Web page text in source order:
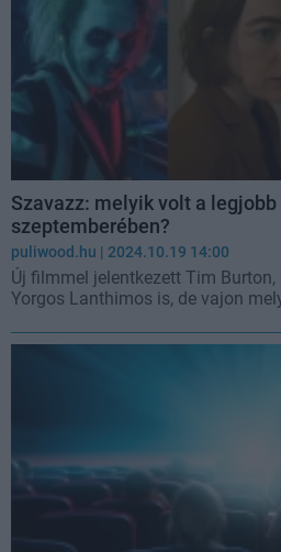
Szavazz: melyik volt a
szeptemberében?
puliwood.hu | 2024.10.19 14:00
Új filmmel jelentkezett Tim
Yorgos Lanthimos is, de vajon